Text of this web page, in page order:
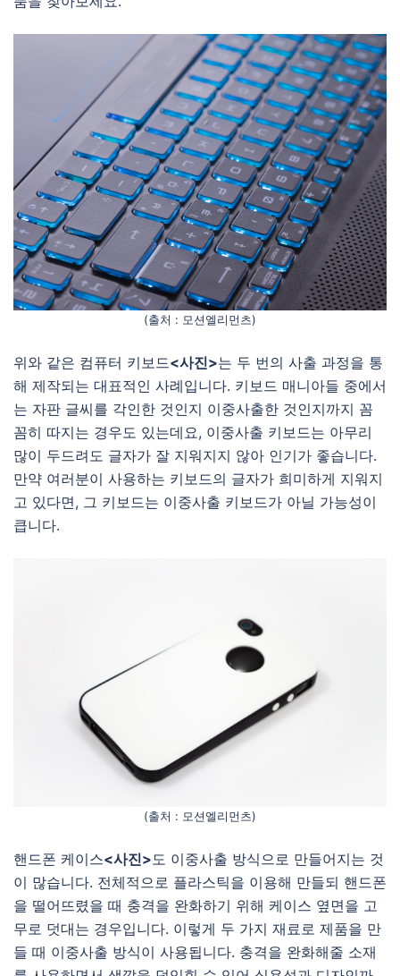
(출처 : 모션엘리먼츠)
위와 같은 컴퓨터 키보드<사진>는 두 번의 사출 과정을 통
해 제작되는 대표적인 사례입니다. 키보드 매니아들 중에서
는 자판 글씨를 각인한 것인지 이중사출한 것인지까지 꼼
꼼히 따지는 경우도 있는데요, 이중사출 키보드는 아무리
많이 두드려도 글자가 잘 지워지지 않아 인기가 좋습니다.
만약 여러분이 사용하는 키보드의 글자가 희미하게 지워지
고 있다면, 그 키보드는 이중사출 키보드가 아닐 가능성이
큽니다.
(출처 : 모션엘리먼츠)
핸드폰 케이스<사진>도 이중사출 방식으로 만들어지는 것
이 많습니다. 전체적으로 플라스틱을 이용해 만들되 핸드폰
을 떨어뜨렸을 때 충격을 완화하기 위해 케이스 옆면을 고
무로 덧대는 경우입니다. 이렇게 두 가지 재료로 제품을 만
들 때 이중사출 방식이 사용됩니다. 충격을 완화해줄 소재